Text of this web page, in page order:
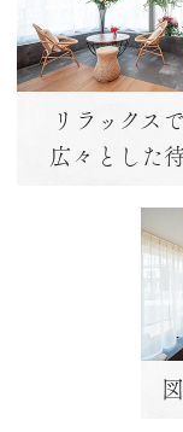
リラックス
広々とした